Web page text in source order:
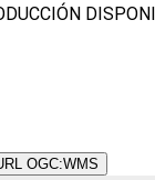
OGC:WMS